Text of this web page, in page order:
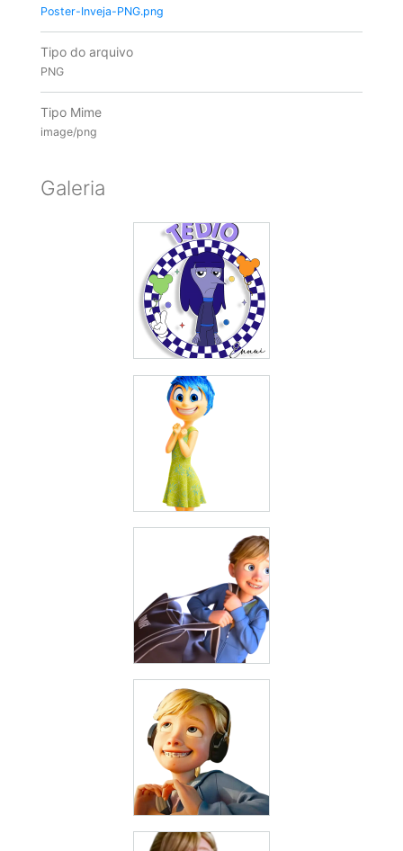
Poster-Inveja-PNG.png
Tipo do arquivo
PNG
Tipo Mime
image/png
Galeria